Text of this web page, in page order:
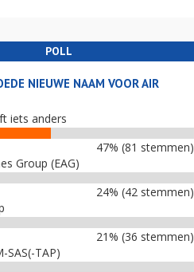
POLL
NIEUWE NAAM VOOR AIR
iets anders
47% (81 stemmen)
Group (EAG)
24% (42 stemmen)
21% (36 stemmen)
SAS(-TAP)